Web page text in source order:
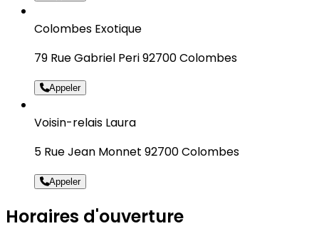
Colombes Exotique
79 Rue Gabriel Peri 92700 Colombes
Appeler
Voisin-relais Laura
5 Rue Jean Monnet 92700 Colombes
Appeler
Horaires d'ouverture